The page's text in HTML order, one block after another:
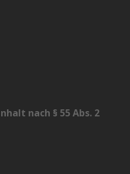
nach § 55 Abs. 2